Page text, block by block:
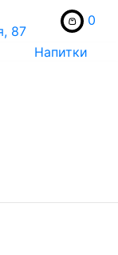
87
0
Напитки